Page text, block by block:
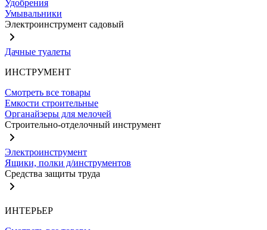
Удобрения
Умывальники
Электроинструмент садовый
Дачные туалеты
ИНСТРУМЕНТ
Смотреть все товары
Емкости строительные
Органайзеры для мелочей
Строительно-отделочный инструмент
Электроинструмент
Ящики, полки д/инструментов
Средства защиты труда
ИНТЕРЬЕР